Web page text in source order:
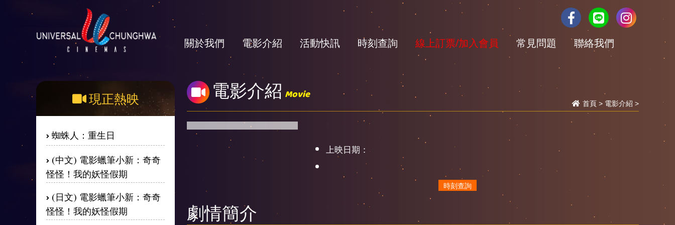
關於我們 電影介紹 活動快訊 時刻查詢 線上訂票/加入會員 常見問題 聯絡我們
現正熱映
蜘蛛人：重生日
(中文) 電影蠟筆小新：奇奇
怪怪！我的妖怪假期
(日文) 電影蠟筆小新：奇奇
怪怪！我的妖怪假期
電影介紹 Movie
首頁 > 電影介紹 >
上映日期：
時刻查詢
劇情簡介